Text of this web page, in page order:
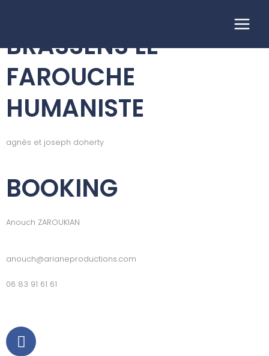
BRASSENS LE
FAROUCHE
HUMANISTE
agnès et joseph doherty
BOOKING
Anouch ZAROUKIAN
anouch@arianeproductions.com
06 83 91 61 61
F
a